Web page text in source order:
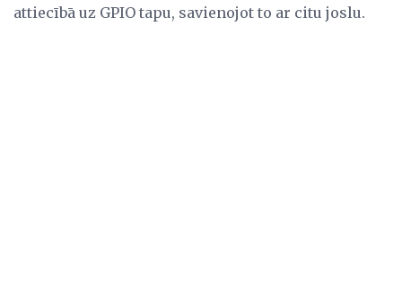
attiecībā uz GPIO tapu, savienojot to ar citu joslu.